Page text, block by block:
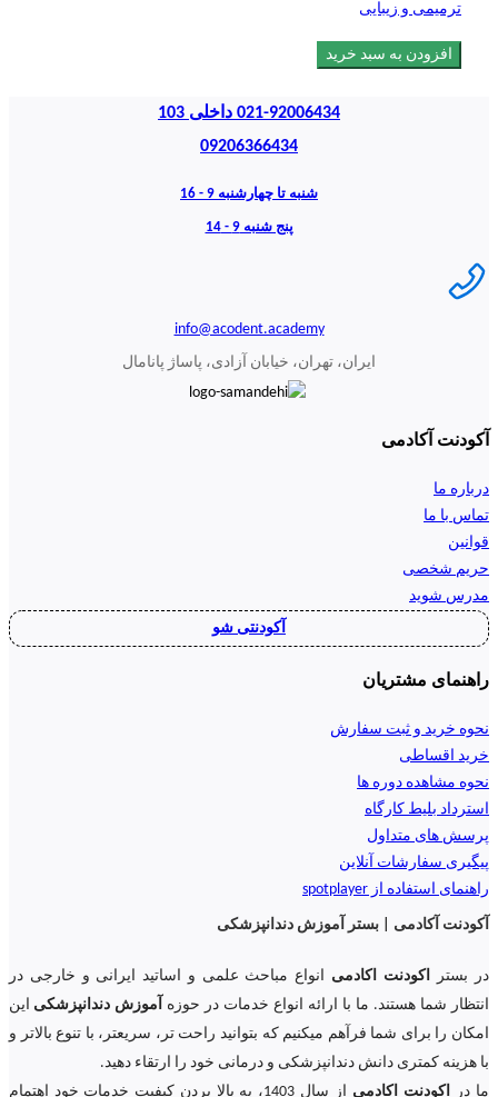
ترمیمی و زیبایی
افزودن به سبد خرید
021-92006434 داخلی 103
09206366434
شنبه تا چهارشنبه 9 - 16
پنج شنبه 9 - 14
info@acodent.academy
ایران، تهران، خیابان آزادی، پاساژ پانامال
آکودنت آکادمی
درباره ما
تماس با ما
قوانین
حریم شخصی
مدرس شوید
آکودنتی شو
راهنمای مشتریان
نحوه خرید و ثبت سفارش
خرید اقساطی
نحوه مشاهده دوره ها
استرداد بلیط کارگاه
پرسش های متداول
پیگیری سفارشات آنلاین
راهنمای استفاده از spotplayer
آکودنت آکادمی | بستر آموزش دندانپزشکی
در بستر اکودنت اکادمی انواع مباحث علمی و اساتید ایرانی و خارجی در
انتظار شما هستند. ما با ارائه انواع خدمات در حوزه آموزش دندانپزشکی این
امکان را برای شما فرآهم میکنیم که بتوانید راحت تر، سریعتر، با تنوع بالاتر و
با هزینه کمتری دانش دندانپزشکی و درمانی خود را ارتقاء دهید.
ما در اکودنت اکادمی
از سال 1403، به بالا بردن کیفیت خدمات خود اهتمام